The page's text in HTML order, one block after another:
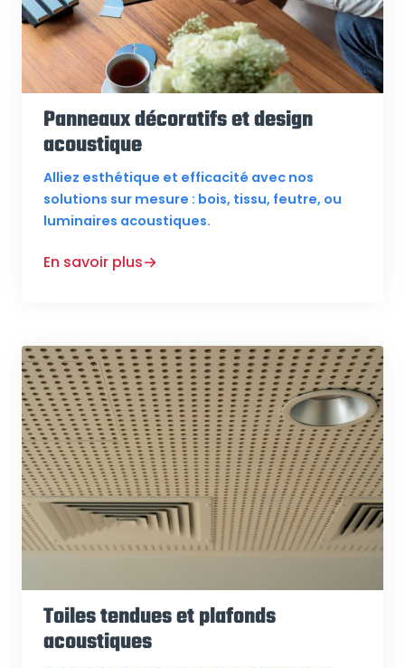
Panneaux décoratifs et design
acoustique
Alliez esthétique et efficacité avec nos
solutions sur mesure : bois, tissu, feutre, ou
luminaires acoustiques.
En savoir plus
Toiles tendues et plafonds
acoustiques